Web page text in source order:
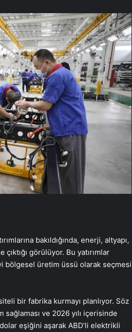
bakıldığında, enerji, altyapı,
görülüyor. Bu yatırımlar
bölgesel üretim üssü olarak seçmesi
bir fabrika kurmayı planlıyor. Söz
sağlaması ve 2026 yılı içerisinde
eşiğini aşarak ABD’li elektrikli